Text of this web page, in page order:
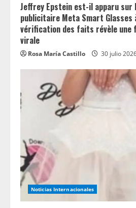
Jeffrey Epstein est-il apparu sur
publicitaire Meta Smart Glasses
vérification des faits révèle une
virale
Rosa María Castillo 30 julio
Noticias Internacionales